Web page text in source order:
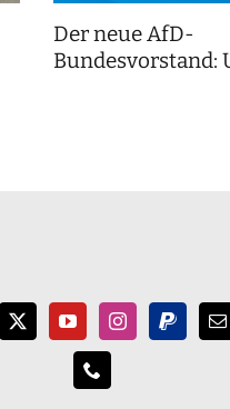
Der neue AfD-
Bundesvorstand: